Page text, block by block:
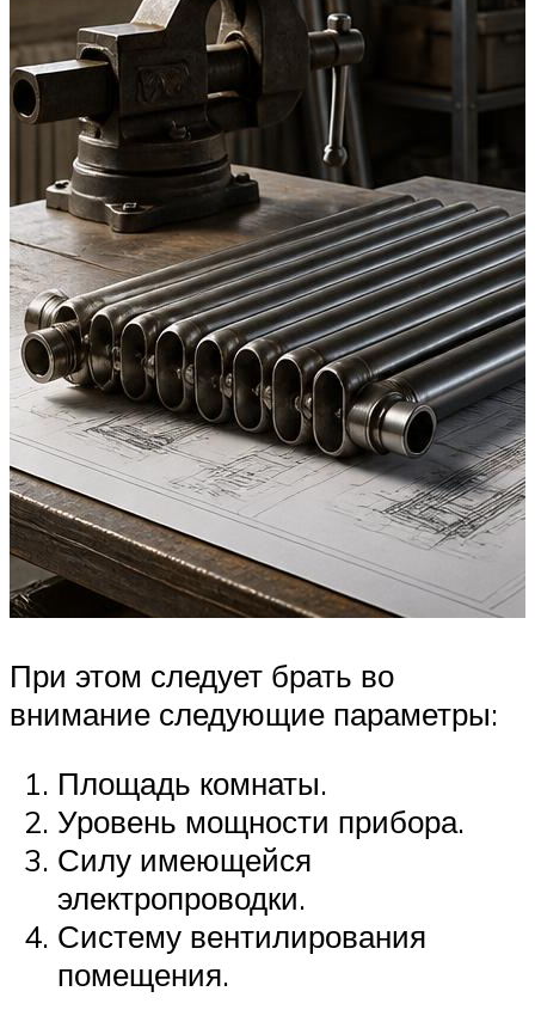
При этом следует брать во
внимание следующие параметры:
Площадь комнаты.
Уровень мощности прибора.
Силу имеющейся
электропроводки.
Систему вентилирования
помещения.